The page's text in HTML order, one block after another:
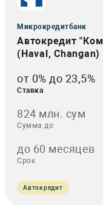
Микрокредитбанк
Автокредит
(Haval, Changan)
от 0% до 23,5%
Ставка
824 млн. сум
Сумма до
до 60 месяцев
Срок
Автокредит